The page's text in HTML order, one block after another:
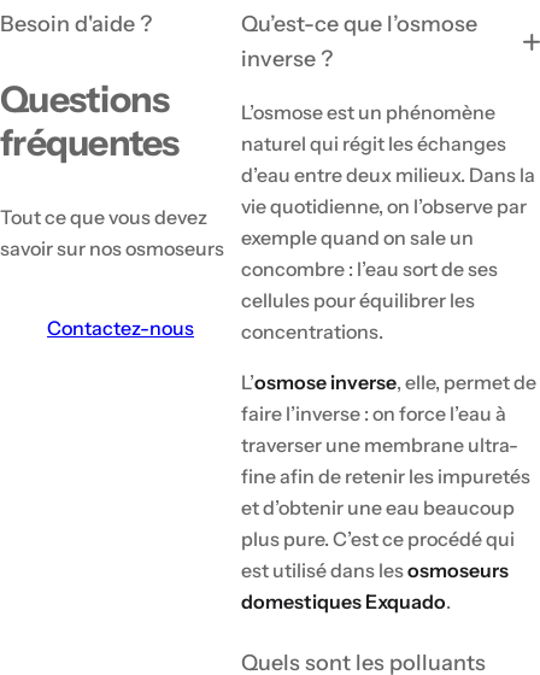
Besoin d'aide ?
Questions
fréquentes
Tout ce que vous devez
savoir sur nos osmoseurs
Contactez-nous
Qu’est-ce que l’osmose
inverse ?
L’osmose est un phénomène
naturel qui régit les échanges
d’eau entre deux milieux. Dans la
vie quotidienne, on l’observe par
exemple quand on sale un
concombre : l’eau sort de ses
cellules pour équilibrer les
concentrations.
L’osmose inverse, elle, permet de
faire l’inverse : on force l’eau à
traverser une membrane ultra-
fine afin de retenir les impuretés
et d’obtenir une eau beaucoup
plus pure. C’est ce procédé qui
est utilisé dans lesosmoseurs
domestiques Exquado.
Quels sont les polluants